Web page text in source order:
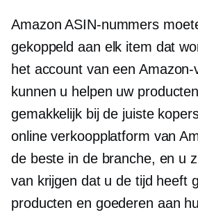
Amazon ASIN-nummers
gekoppeld aan elk item dat
het account van een
kunnen u helpen uw
gemakkelijk bij de juiste
online verkoopplatform van
de beste in de branche, en u
van krijgen dat u de tijd heeft
producten en goederen aan